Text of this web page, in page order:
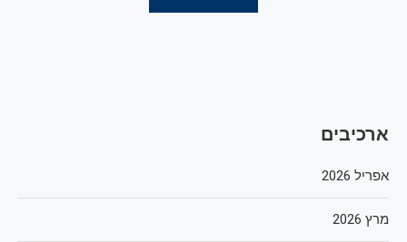
ארכיבים
אפריל 2026
מרץ 2026